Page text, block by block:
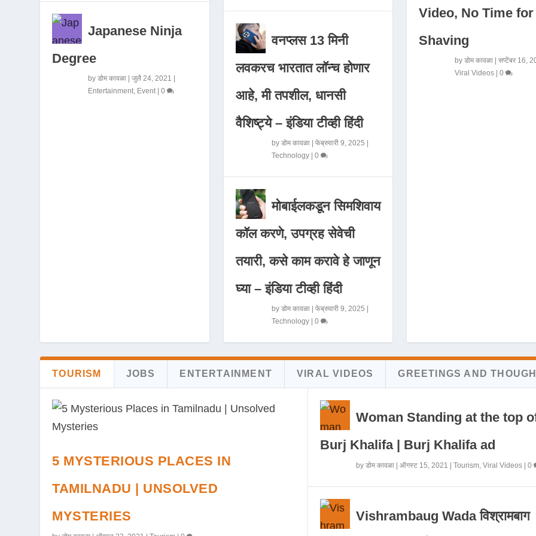
Japanese Ninja
Degree
byडोम कावळा |जुलै 24, 2021 |
Entertainment Event |0
वनप्लस 13 मिनी
लवकरच भारतात लॉन्च होणार
आहे, मी तपशील, धानसी
वैशिष्ट्ये – इंडिया टीव्ही हिंदी
by डोम कावळा| फेब्रुवारी 9, 2025
Technology| 0
मोबाईलकडून सिमशिवाय
कॉल करणे, उपग्रह सेवेची
तयारी, कसे काम करावे हे जाणून
घ्या – इंडिया टीव्ही हिंदी
by डोम कावळा| फेब्रुवारी 9, 2025
Technology| 0
Video, No Time for
Shaving
by डोम कावळा| सप्टेंबर 16,
Viral Videos| 0
TOURISM JOBS ENTERTAINMENT VIRAL VIDEOS GREETINGS AND
5 MYSTERIOUS PLACES IN
TAMILNADU | UNSOLVED
MYSTERIES
Woman Standing at the top
Burj Khalifa | Burj Khalifa ad
by डोम कावळा| ऑगस्ट 15, 2021 Tourism, Viral Videos| 0
Vishrambaug Wada विश्रामबाग